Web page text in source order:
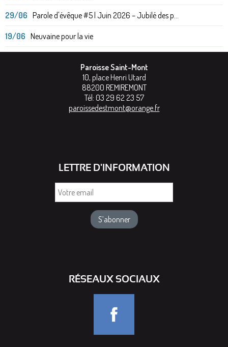
29/06 Parole d'évêque #5 | Juin 2026 – Jubilé des p...
19/06 Neuvaine pour la vie
Paroisse Saint-Mont
10, place Henri Utard
88200 REMIREMONT
Tél: 03 29 62 23 57
paroissedestmont@orange.fr
LETTRE D'INFORMATION
RÉSEAUX SOCIAUX